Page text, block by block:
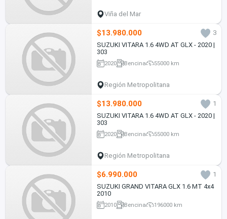
Viña del Mar
$13.980.000
3
SUZUKI VITARA 1.6 4WD AT GLX - 2020 |
303
2020 Bencina 55000 km
Región Metropolitana
$13.980.000
1
SUZUKI VITARA 1.6 4WD AT GLX - 2020 |
303
2020 Bencina 55000 km
Región Metropolitana
$6.990.000
1
SUZUKI GRAND VITARA GLX 1.6 MT 4x4
2010
2010 Bencina 196000 km